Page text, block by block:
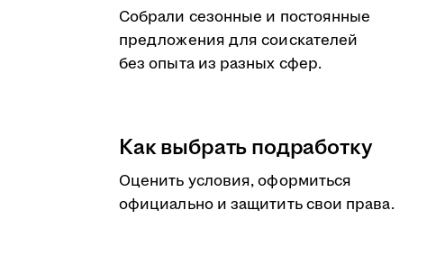
Собрали сезонные и постоянные
предложения для соискателей
без опыта из разных сфер.
Как выбрать подработку
Оценить условия, оформиться
официально и защитить свои права.